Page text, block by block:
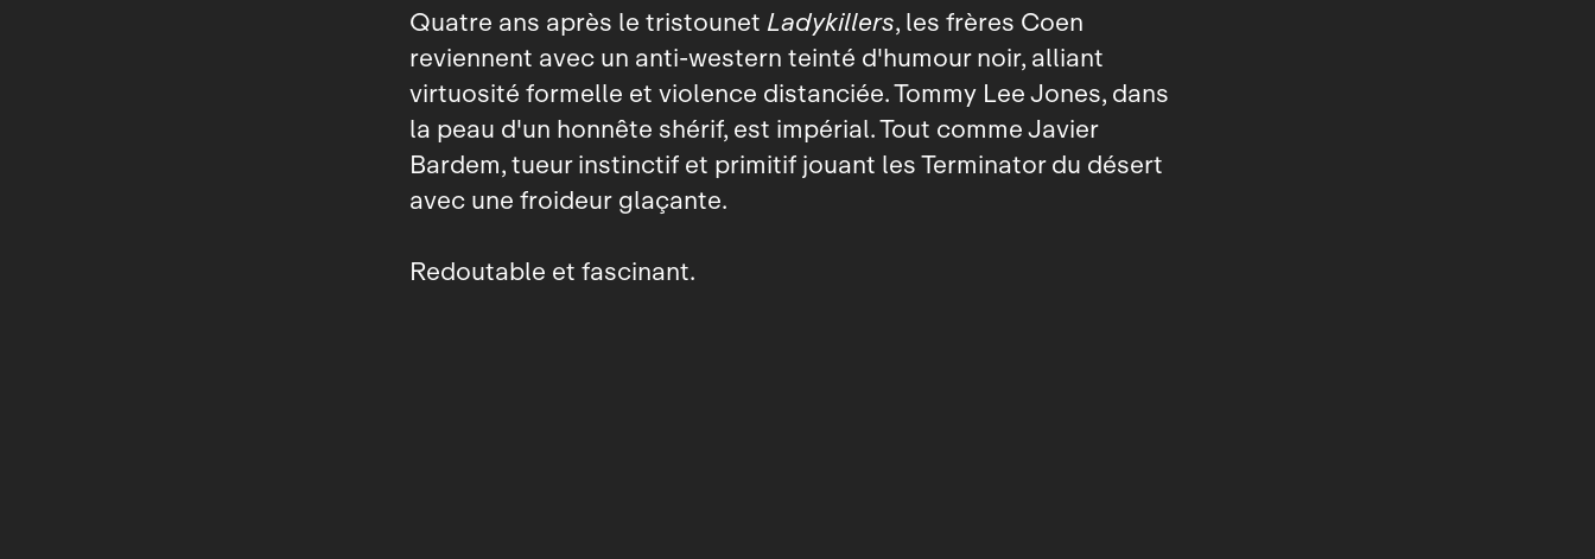
Quatre ans après le tristounet Ladykillers, les frères Coen
reviennent avec un anti-western teinté d'humour noir, alliant
virtuosité formelle et violence distanciée. Tommy Lee Jones, dans
la peau d'un honnête shérif, est impérial. Tout comme Javier
Bardem, tueur instinctif et primitif jouant les Terminator du désert
avec une froideur glaçante.
Redoutable et fascinant.